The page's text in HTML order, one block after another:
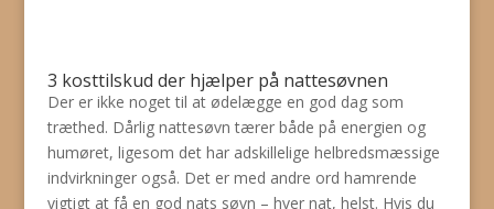
3 kosttilskud der hjælper på nattesøvnen
Der er ikke noget til at ødelægge en god dag som
træthed. Dårlig nattesøvn tærer både på energien og
humøret, ligesom det har adskillelige helbredsmæssige
indvirkninger også. Det er med andre ord hamrende
vigtigt at få en god nats søvn – hver nat, helst. Hvis du